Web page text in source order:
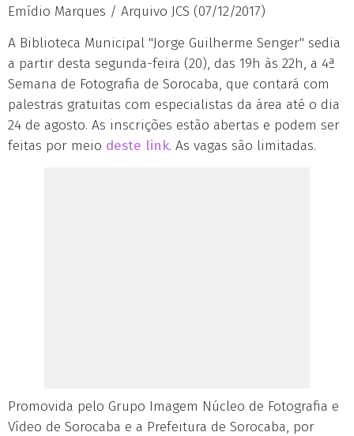
Emídio Marques / Arquivo JCS (07/12/2017)
A Biblioteca Municipal "Jorge Guilherme Senger" sedia
a partir desta segunda-feira (20), das 19h às 22h, a 4ª
Semana de Fotografia de Sorocaba, que contará com
palestras gratuitas com especialistas da área até o dia
24 de agosto. As inscrições estão abertas e podem ser
feitas por meio deste link. As vagas são limitadas.
Promovida pelo Grupo Imagem Núcleo de Fotografia e
Vídeo de Sorocaba e a Prefeitura de Sorocaba, por